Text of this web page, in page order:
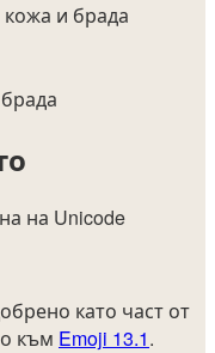
и брада
на Unicode
като част от
към Emoji 13.1.